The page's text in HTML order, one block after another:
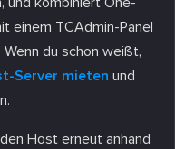
einem TCAdmin-Panel
du schon weißt,
Server mieten und
Host erneut anhand